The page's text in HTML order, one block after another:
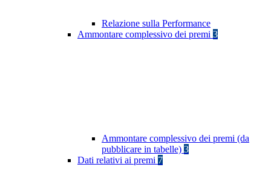
Relazione sulla Performance
Ammontare complessivo dei premi 3
Ammontare complessivo dei premi (da
pubblicare in tabelle) 3
Dati relativi ai premi 7